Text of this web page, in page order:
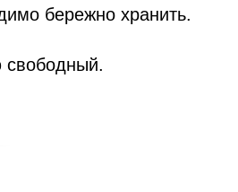
бережно хранить.
свободный.